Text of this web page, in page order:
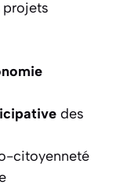
des
citoyenneté